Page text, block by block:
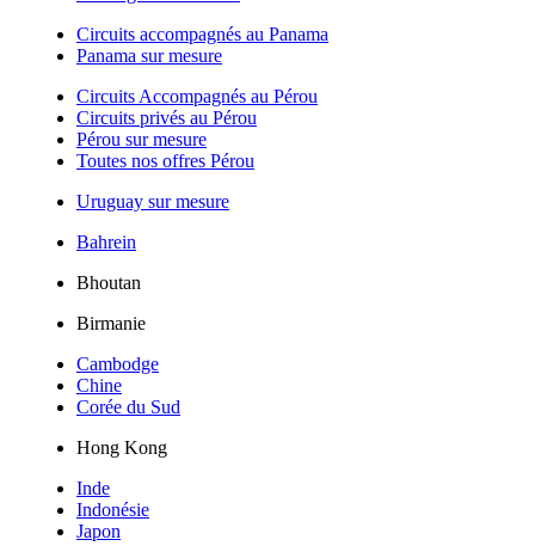
Circuits accompagnés au Panama
Panama sur mesure
Circuits Accompagnés au Pérou
Circuits privés au Pérou
Pérou sur mesure
Toutes nos offres Pérou
Uruguay sur mesure
Bahrein
Bhoutan
Birmanie
Cambodge
Chine
Corée du Sud
Hong Kong
Inde
Indonésie
Japon